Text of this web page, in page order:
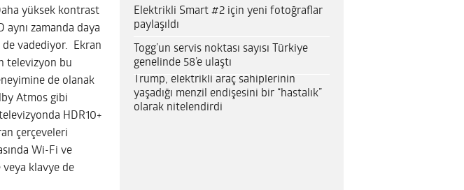
yüksek kontrast
aynı zamanda daya
de vadediyor. Ekran
televizyon bu
de olanak
Atmos gibi
HDR10+
çerçeveleri
Wi-Fi ve
klavye de
Elektrikli Smart #2 için yeni fotoğraflar
paylaşıldı
Togg’un servis noktası sayısı Türkiye
genelinde 58’e ulaştı
Trump, elektrikli araç sahiplerinin
yaşadığı menzil endişesini bir “hastalık”
olarak nitelendirdi